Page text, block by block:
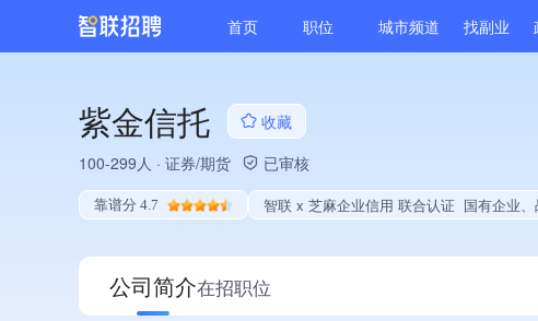
首页 职位 城市频道 找副业
紫金信托
收藏
100-299人 · 证券/期货 已审核
靠谱分 4.7 智联 x 芝麻企业信用 联合认证 国有企业、战略投资融资、绝对控
公司简介在招职位